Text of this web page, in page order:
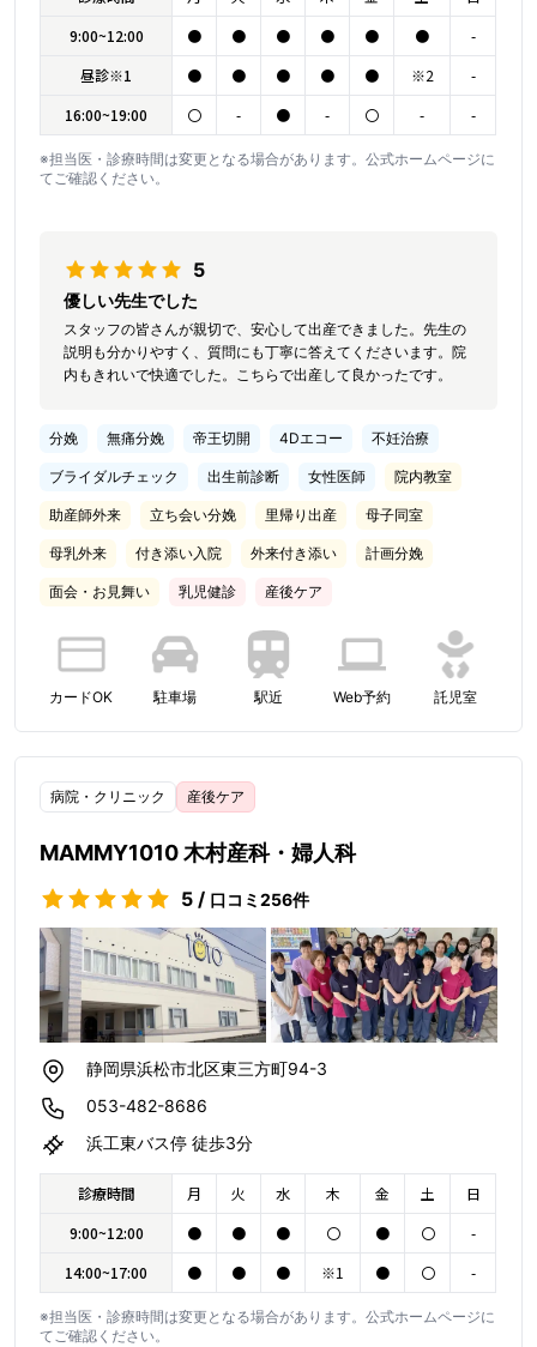
9:00~12:00
● ● ● ● ● ●
-
昼診※1
● ● ● ● ● ※2
-
16:00~19:00
〇 - ● - 〇 - -
※担当医・診療時間は変更となる場合があります。公式ホームページに
てご確認ください。
5
優しい先生でした
スタッフの皆さんが親切で、安心して出産できました。先生の
説明も分かりやすく、質問にも丁寧に答えてくださいます。院
内もきれいで快適でした。こちらで出産して良かったです。
分娩 無痛分娩 帝王切開 4Dエコー 不妊治療
ブライダルチェック 出生前診断 女性医師 院内教室
助産師外来 立ち会い分娩 里帰り出産 母子同室
母乳外来 付き添い入院 外来付き添い 計画分娩
面会・お見舞い 乳児健診 産後ケア
カードOK 駐車場 駅近 Web予約 託児室
病院・クリニック 産後ケア
MAMMY1010 木村産科・婦人科
5 / 口コミ 256件
静岡県浜松市北区東三方町94-3
053-482-8686
浜工東バス停 徒歩3分
診療時間 月 火 水 木 金 土
日
9:00~12:00
● ● ● 〇 ● 〇
-
14:00~17:00
● ● ● ※1 ● 〇 -
※担当医・診療時間は変更となる場合があります。公式ホームページに
てご確認ください。